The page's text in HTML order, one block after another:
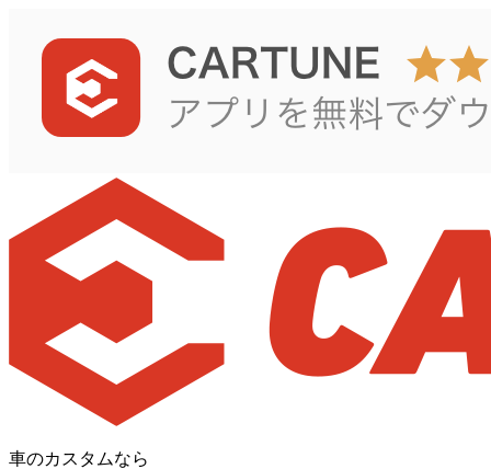
車のカスタムなら